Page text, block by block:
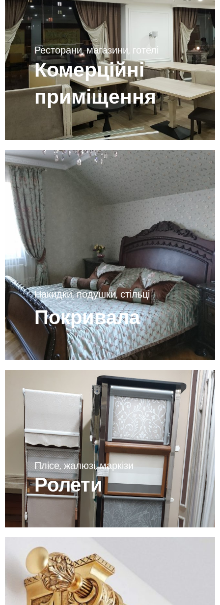
Ресторани, магазини, готелі
Комерційні
приміщення
Переглянути
Накидки, подушки, стільці
Покривала
Плісе, жалюзі, маркізи
Ролети
Переглянути